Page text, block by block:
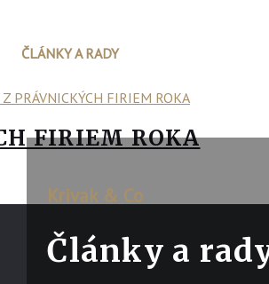
Krivak & Co
Články a
ČLÁNKY A RADY
FIRIEM ROKA